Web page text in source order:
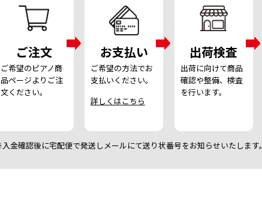
ご注文
ご希望のピアノ商
品ページより ご注
文ください。
お支払い
ご希望の方法でお
支払いください。
詳しくはこちら
出荷検査
出荷に向けて商品
確認や整備、検査
を行います。
入金確認後に宅配便で発送しメールにて送り状番号をお知らせいたします。